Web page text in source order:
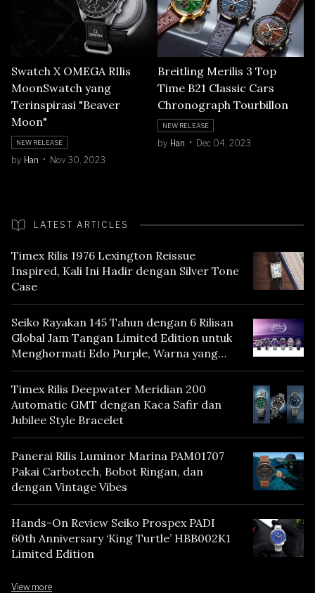
Swatch X OMEGA RIlis
MoonSwatch yang
Terinspirasi "Beaver
Moon"
NEW RELEASE
by Han Nov 30, 2023
Breitling Merilis 3 Top
Time B21 Classic Cars
Chronograph Tourbillon
NEW RELEASE
by Han Dec 04, 2023
LATEST ARTICLES
Timex Rilis 1976 Lexington Reissue
Inspired, Kali Ini Hadir dengan Silver Tone
Case
Seiko Rayakan 145 Tahun dengan 6 Rilisan
Global Jam Tangan Limited Edition untuk
Menghormati Edo Purple, Warna yang
Mencerminkan Warisan Tokyo
Timex Rilis Deepwater Meridian 200
Automatic GMT dengan Kaca Safir dan
Jubilee Style Bracelet
Panerai Rilis Luminor Marina PAM01707
Pakai Carbotech, Bobot Ringan, dan
dengan Vintage Vibes
Hands-On Review Seiko Prospex PADI
60th Anniversary ‘King Turtle’ HBB002K1
Limited Edition
View more